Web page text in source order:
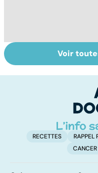
Comment
maîtriser le
Voir
RECETTES RAPPEL
CANCER